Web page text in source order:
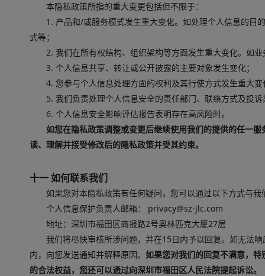
本隐私政策所指的重大变更包括但不限于：
1. 产品和/或服务模式发生重大变化。如处理个人信息的目
式等；
2. 我们在所有权结构、组织架构等方面发生重大变化。如
3. 个人信息共享、转让或公开披露的主要对象发生变化；
4. 您参与个人信息处理方面的权利及其行使方式发生重大变
5. 我们负责处理个人信息安全的责任部门、联络方式及投
6. 个人信息安全影响评估报告表明存在高风险时。
如您在隐私政策调整或变更后继续使用我们的提供的任一
读、理解并接受修改后的隐私政策并受其约束。
十一 如何联系我们
如果您对本隐私政策有任何疑问，您可以通过以下方式与我
个人信息保护负责人邮箱： privacy@sz-jlc.com
地址：深圳市福田区商报路2号奥林匹克大厦27层
我们将尽快审核所涉问题，并在15日内予以回复。如无法
内，向您发送通知并解释原因。 如果您对我们的回复不满意，
的合法权益，您还可以通过向深圳市福田区人民法院提起诉讼。